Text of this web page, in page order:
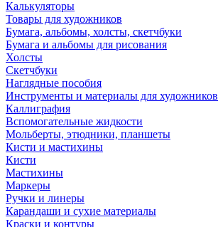
Калькуляторы
Товары для художников
Бумага, альбомы, холсты, скетчбуки
Бумага и альбомы для рисования
Холсты
Скетчбуки
Наглядные пособия
Инструменты и материалы для художников
Каллиграфия
Вспомогательные жидкости
Мольберты, этюдники, планшеты
Кисти и мастихины
Кисти
Мастихины
Маркеры
Ручки и линеры
Карандаши и сухие материалы
Краски и контуры